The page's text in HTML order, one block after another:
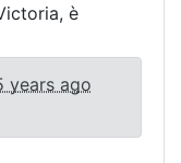
è
years ago